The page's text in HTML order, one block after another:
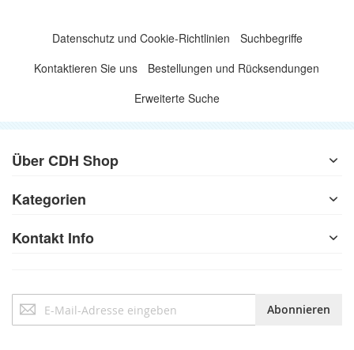
Datenschutz und Cookie-Richtlinien
Suchbegriffe
Kontaktieren Sie uns
Bestellungen und Rücksendungen
Erweiterte Suche
Über CDH Shop
Kategorien
Kontakt Info
zum
Abonnieren